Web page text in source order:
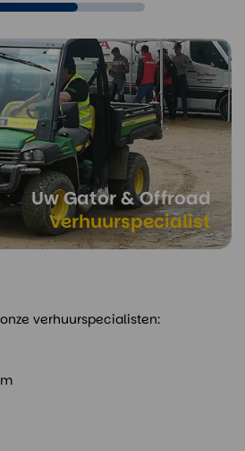
Uw Gator & Offroad
Verhuurspecialist
verhuurspecialisten: